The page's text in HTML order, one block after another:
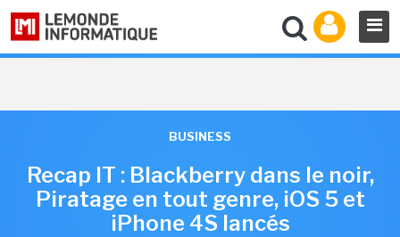
BUSINESS
Recap IT : Blackberry dans le noir,
Piratage en tout genre, iOS 5 et
iPhone 4S lancés